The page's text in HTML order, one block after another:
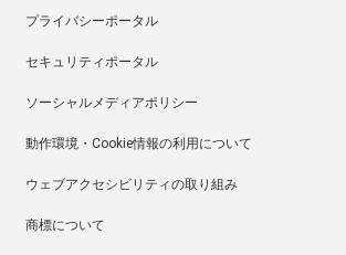
プライバシーポータル
セキュリティポータル
ソーシャルメディアポリシー
動作環境・Cookie情報の利用について
ウェブアクセシビリティの取り組み
商標について